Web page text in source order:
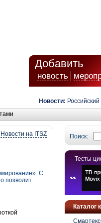
Добавить
новость
Новости: Российский
Поиск:
Тесты
Каталог
Новости на ITSZ
C
позволит